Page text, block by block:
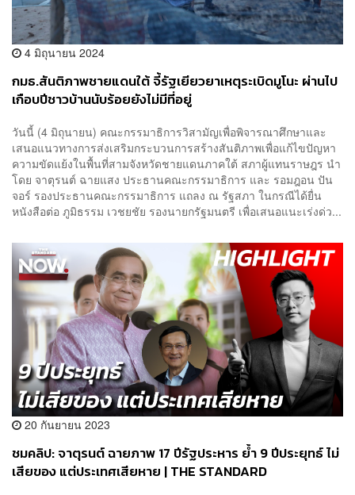
4 มิถุนายน 2024
กมธ.สันติภาพชายแดนใต้ จี้รัฐเยียวยาเหตุระเบิดมูโนะ ผ่านไป
เกือบปีชาวบ้านนับร้อยยังไม่มีที่อยู่
วันนี้ (4 มิถุนายน) คณะกรรมาธิการวิสามัญเพื่อพิจารณาศึกษาและ
เสนอแนวทางการส่งเสริมกระบวนการสร้างสันติภาพเพื่อแก้ไขปัญหา
ความขัดแย้งในพื้นที่สามจังหวัดชายแดนภาคใต้ สภาผู้แทนราษฎร นำ
โดย จาตุรนต์ ฉายแสง ประธานคณะกรรมาธิการ และ รอมฎอน ปัน
จอร์ รองประธานคณะกรรมาธิการ แถลง ณ รัฐสภา ในกรณีได้ยื่น
หนังสือต่อ ภูมิธรรม เวชยชัย รองนายกรัฐมนตรี เพื่อเสนอแนะเร่งด่ว...
20 กันยายน 2023
ชมคลิป: จาตุรนต์ ฉายภาพ 17 ปีรัฐประหาร ย้ำ 9 ปีประยุทธ์ ไม่
เสียของ แต่ประเทศเสียหาย | THE STANDARD